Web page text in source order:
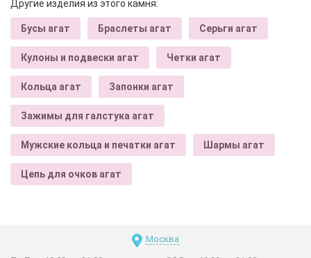
Другие изделия из этого камня:
Бусы агат Браслеты агат Серьги агат
Кулоны и подвески агат Четки агат
Кольца агат Запонки агат
Зажимы для галстука агат
Мужские кольца и печатки агат Шармы агат
Цепь для очков агат
Москва